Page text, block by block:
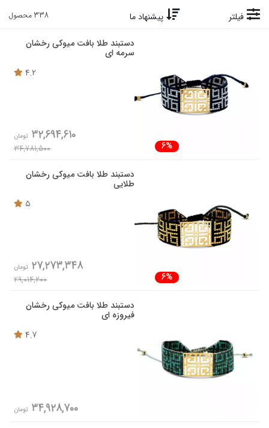
فیلتر پیشنهاد ما 338 محصول
دستبند طلا بافت میوکی رخشان
سرمه ای
4.2
6%
32,694,610 تومان
34,781,500
دستبند طلا بافت میوکی رخشان
طلایی
5
6%
27,273,348 تومان
29,014,200
دستبند طلا بافت میوکی رخشان
فیروزه ای
4.7
34,928,700 تومان